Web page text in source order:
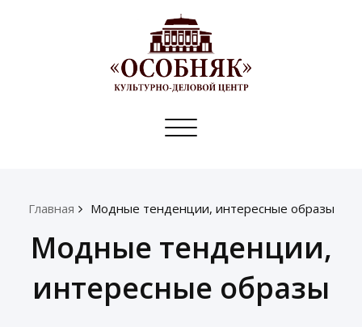
Toggle
Главная Модные тенденции, интересные образы
Модные тенденции,
интересные образы